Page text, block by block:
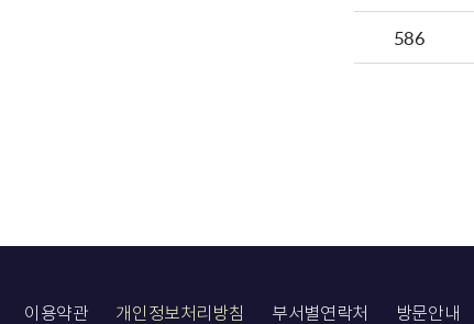
586
이용약관 개인정보처리방침 부서별연락처 방문안내